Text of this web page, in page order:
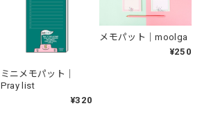
ミニメモパット｜
Pray list
¥320
メモパット｜moolga
¥250